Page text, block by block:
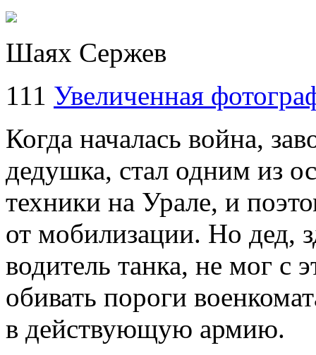
Шаях Сержев
111 Увеличенная
Когда началась война,
дедушка, стал одним из
техники на Урале, и
от мобилизации. Но дед,
водитель танка, не мог с
обивать пороги
в действующую армию.